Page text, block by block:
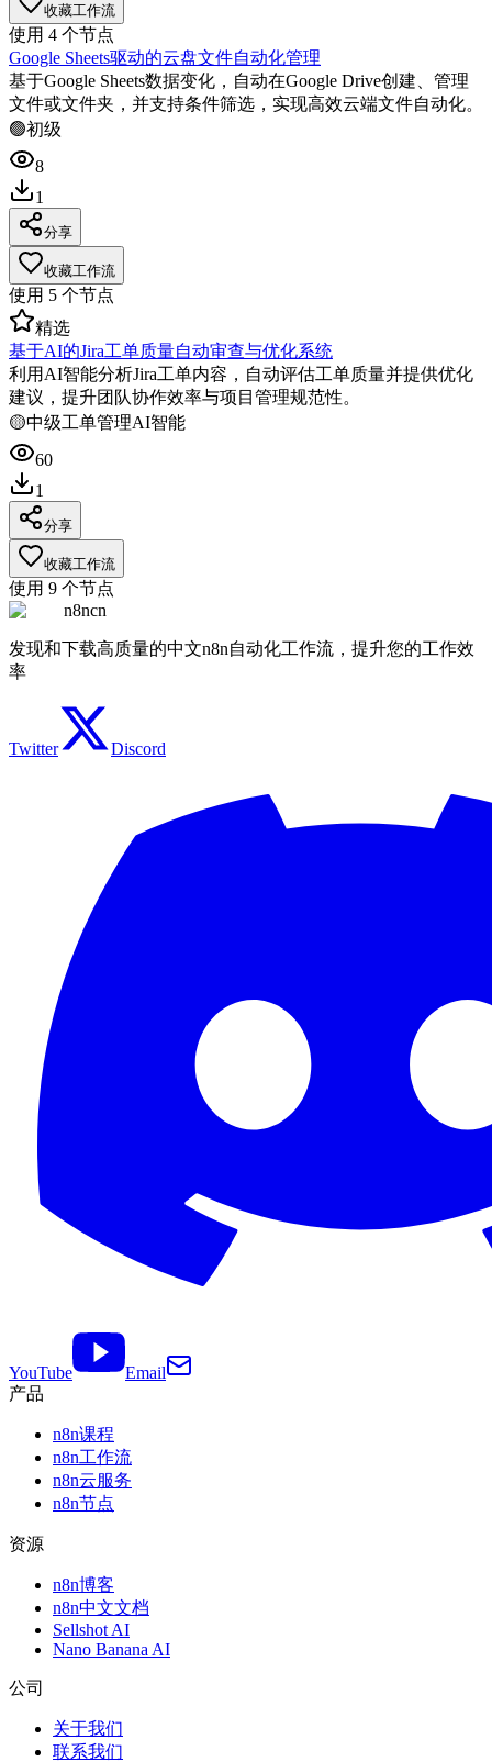
收藏工作流
使用 4 个节点
Google Sheets驱动的云盘文件自动化管理
基于Google Sheets数据变化，自动在Google Drive创建、管理
文件或文件夹，并支持条件筛选，实现高效云端文件自动化。
🟢初级
8
1
分享
收藏工作流
使用 5 个节点
精选
基于AI的Jira工单质量自动审查与优化系统
利用AI智能分析Jira工单内容，自动评估工单质量并提供优化
建议，提升团队协作效率与项目管理规范性。
🟡中级工单管理AI智能
60
1
分享
收藏工作流
使用 9 个节点
n8ncn
发现和下载高质量的中文n8n自动化工作流，提升您的工作效
率
Twitter Discord
YouTube
Email
产品
n8n课程
n8n工作流
n8n云服务
n8n节点
资源
n8n博客
n8n中文文档
Sellshot AI
Nano Banana AI
公司
关于我们
联系我们